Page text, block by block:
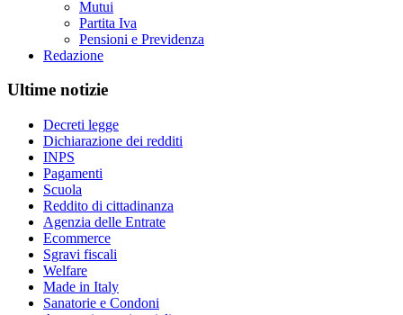
Mutui
Partita Iva
Pensioni e Previdenza
Redazione
Ultime notizie
Decreti legge
Dichiarazione dei redditi
INPS
Pagamenti
Scuola
Reddito di cittadinanza
Agenzia delle Entrate
Ecommerce
Sgravi fiscali
Welfare
Made in Italy
Sanatorie e Condoni